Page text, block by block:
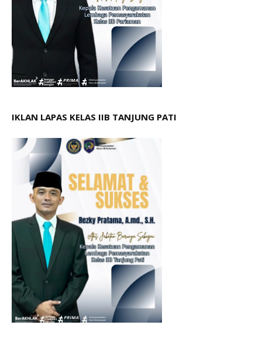
IKLAN LAPAS KELAS IIB TANJUNG PATI